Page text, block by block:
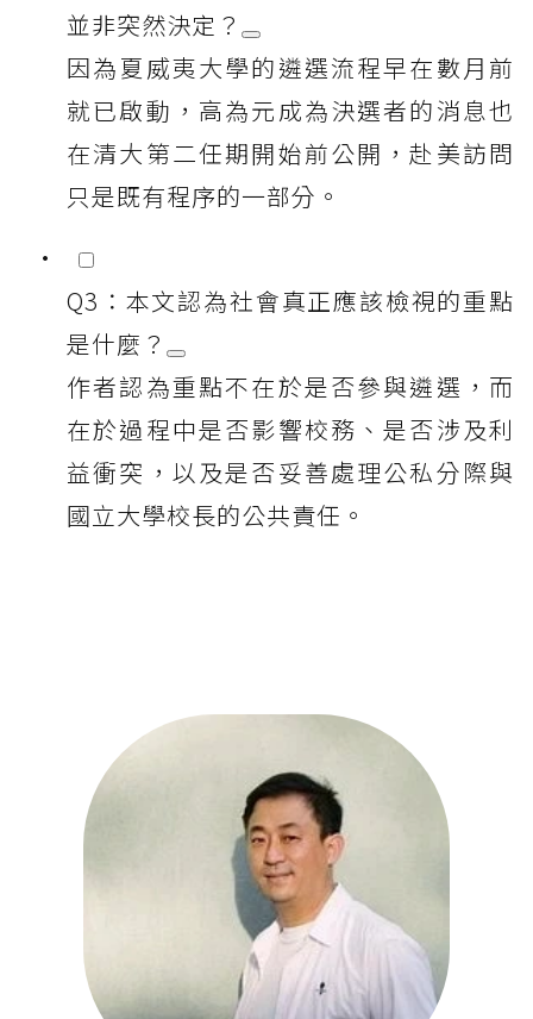
並非突然決定？
因為夏威夷大學的遴選流程早在數月前
就已啟動，高為元成為決選者的消息也
在清大第二任期開始前公開，赴美訪問
只是既有程序的一部分。
Q3：本文認為社會真正應該檢視的重點
是什麼？
作者認為重點不在於是否參與遴選，而
在於過程中是否影響校務、是否涉及利
益衝突，以及是否妥善處理公私分際與
國立大學校長的公共責任。